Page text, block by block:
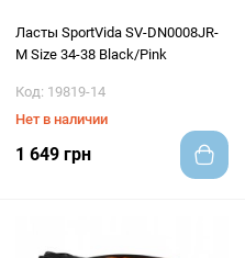
Ласты SportVida SV-DN0008JR-
M Size 34-38 Black/Pink
Код: 19819-14
Нет в наличии
1 649 грн